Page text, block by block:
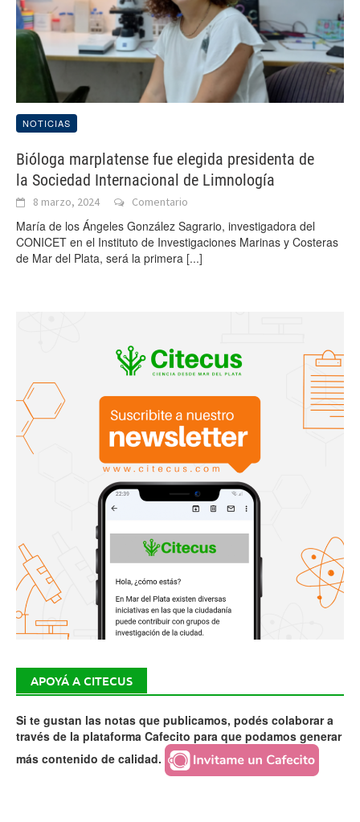
NOTICIAS
Bióloga marplatense fue elegida presidenta de
la Sociedad Internacional de Limnología
8 marzo, 2024 Comentario
María de los Ángeles González Sagrario, investigadora del
CONICET en el Instituto de Investigaciones Marinas y Costeras
de Mar del Plata, será la primera [...]
APOYÁ A CITECUS
Si te gustan las notas que publicamos, podés colaborar a
través de la plataforma Cafecito para que podamos generar
más contenido de calidad.